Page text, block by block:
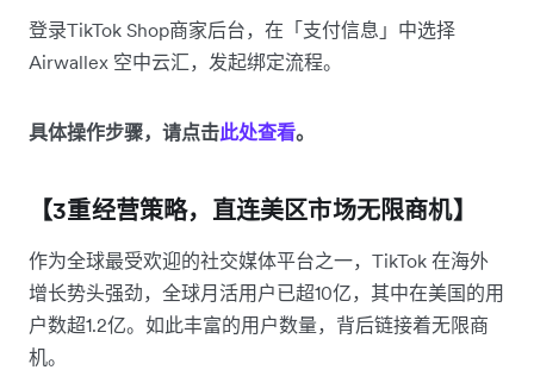
登录TikTok Shop商家后台，在「支付信息」中选择
Airwallex 空中云汇，发起绑定流程。
具体操作步骤，请点击此处查看。
【3重经营策略，直连美区市场无限商机】
作为全球最受欢迎的社交媒体平台之一，TikTok 在海外
增长势头强劲，全球月活用户已超10亿，其中在美国的用
户数超1.2亿。如此丰富的用户数量，背后链接着无限商
机。